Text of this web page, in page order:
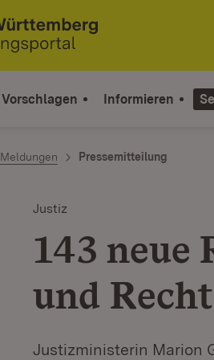
Vorschlagen Informieren
Meldungen Pressemitteilung
Justiz
143 neue
und
Justizministerin Marion